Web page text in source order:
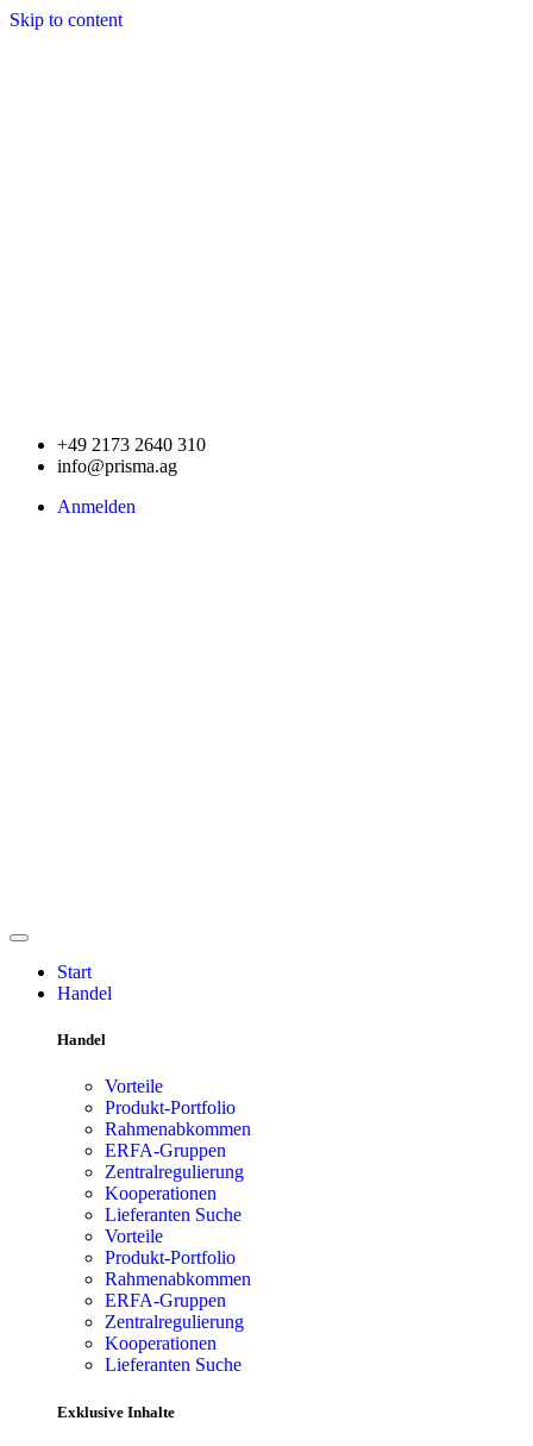
Skip to content
+49 2173 2640 310
info@prisma.ag
Anmelden
Start
Handel
Handel
Vorteile
Produkt-Portfolio
Rahmenabkommen
ERFA-Gruppen
Zentralregulierung
Kooperationen
Lieferanten Suche
Vorteile
Produkt-Portfolio
Rahmenabkommen
ERFA-Gruppen
Zentralregulierung
Kooperationen
Lieferanten Suche
Exklusive Inhalte